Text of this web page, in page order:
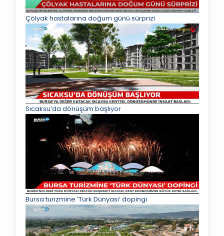
Çölyak hastalarına doğum günü sürprizi
Sıcaksu’da dönüşüm başlıyor
Bursa turizmine ‘Türk Dünyası’ dopingi